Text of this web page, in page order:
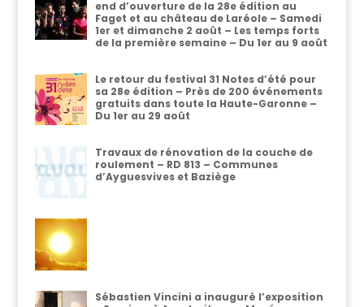
end d’ouverture de la 28e édition au
Faget et au château de Laréole – Samedi
1er et dimanche 2 août – Les temps forts
de la première semaine – Du 1er au 9 août
Le retour du festival 31 Notes d’été pour
sa 28e édition – Près de 200 événements
gratuits dans toute la Haute-Garonne –
Du 1er au 29 août
Travaux de rénovation de la couche de
roulement – RD 813 – Communes
d’Ayguesvives et Baziège
Sébastien Vincini a inauguré l’exposition